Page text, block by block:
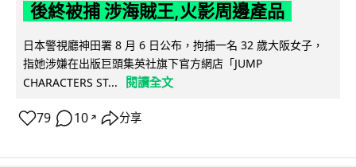
後終被捕 涉海賊王,火影周邊產品
日本警視廳神田署 8 月 6 日公布，拘捕一名 32 歲大阪女子，
指她涉嫌在出版巨頭集英社旗下官方網店「JUMP
CHARACTERS ST...
閱讀全文
79 10 ↗ 分享